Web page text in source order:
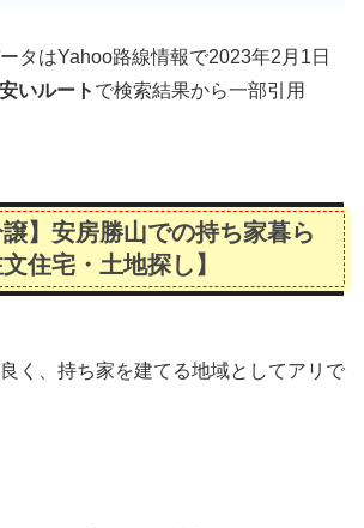
タはYahoo路線情報で2023年2月1日
いルート で検索結果から一部引用
譲】安房勝山での持ち家暮ら
住宅・土地探し】
く、持ち家を建てる地域としてアリで